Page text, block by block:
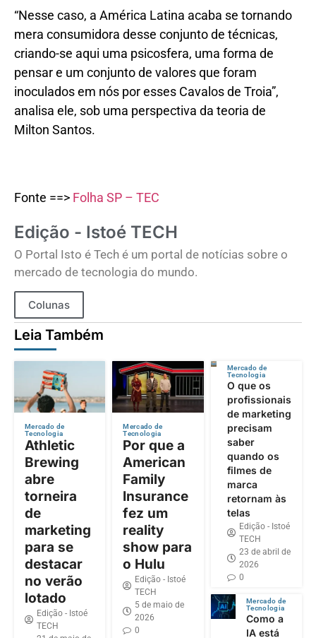
“Nesse caso, a América Latina acaba se tornando
mera consumidora desse conjunto de técnicas,
criando-se aqui uma psicosfera, uma forma de
pensar e um conjunto de valores que foram
inoculados em nós por esses Cavalos de Troia”,
analisa ele, sob uma perspectiva da teoria de
Milton Santos.
Fonte ==> Folha SP – TEC
Edição - Istoé TECH
O Portal Isto é Tech é um portal de notícias sobre o
mercado de tecnologia do mundo.
Colunas
Leia Também
Mercado de
Tecnologia
Athletic
Brewing
abre
torneira
de
marketing
para se
destacar
no verão
lotado
Edição - Istoé
TECH
Mercado de
Tecnologia
Por que a
American
Family
Insurance
fez um
reality
show para
o Hulu
Edição - Istoé
TECH
5 de maio de
2026
0
Mercado de
Tecnologia
O que os
profissionais
de marketing
precisam
saber
quando os
filmes de
marca
retornam às
telas
Edição - Istoé
TECH
23 de abril de
2026
0
Mercado de
Tecnologia
Como a
IA está